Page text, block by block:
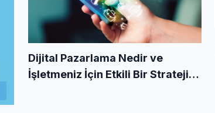
Dijital Pazarlama Nedir ve
İşletmeniz İçin Etkili Bir Strateji